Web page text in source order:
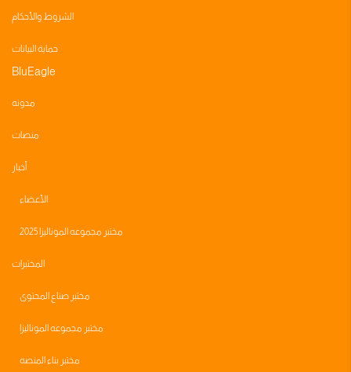
الشروط والأحكام
حماية البيانات
BluEagle
مدونه
منصات
أخبار
الأعضاء
مختبر مجموعه الموناليزا 2025
المختبرات
مختبر صناع المحتوى
مختبر مجموعه الموناليزا
مختبر بناء المنصه